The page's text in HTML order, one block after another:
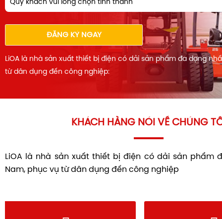
Quý khách vui lòng chọn tỉnh thành
ĐĂNG KÝ NGAY
LiOA là nhà sản xuất thiết bị điện có dải sản phẩm đa dạng
từ dân dụng đến công nghiệp:
KHÁCH HÀNG NÓI VỀ CHÚNG
LiOA là nhà sản xuất thiết bị điện có dải sản phẩm
Nam, phục vụ từ dân dụng đến công nghiệp